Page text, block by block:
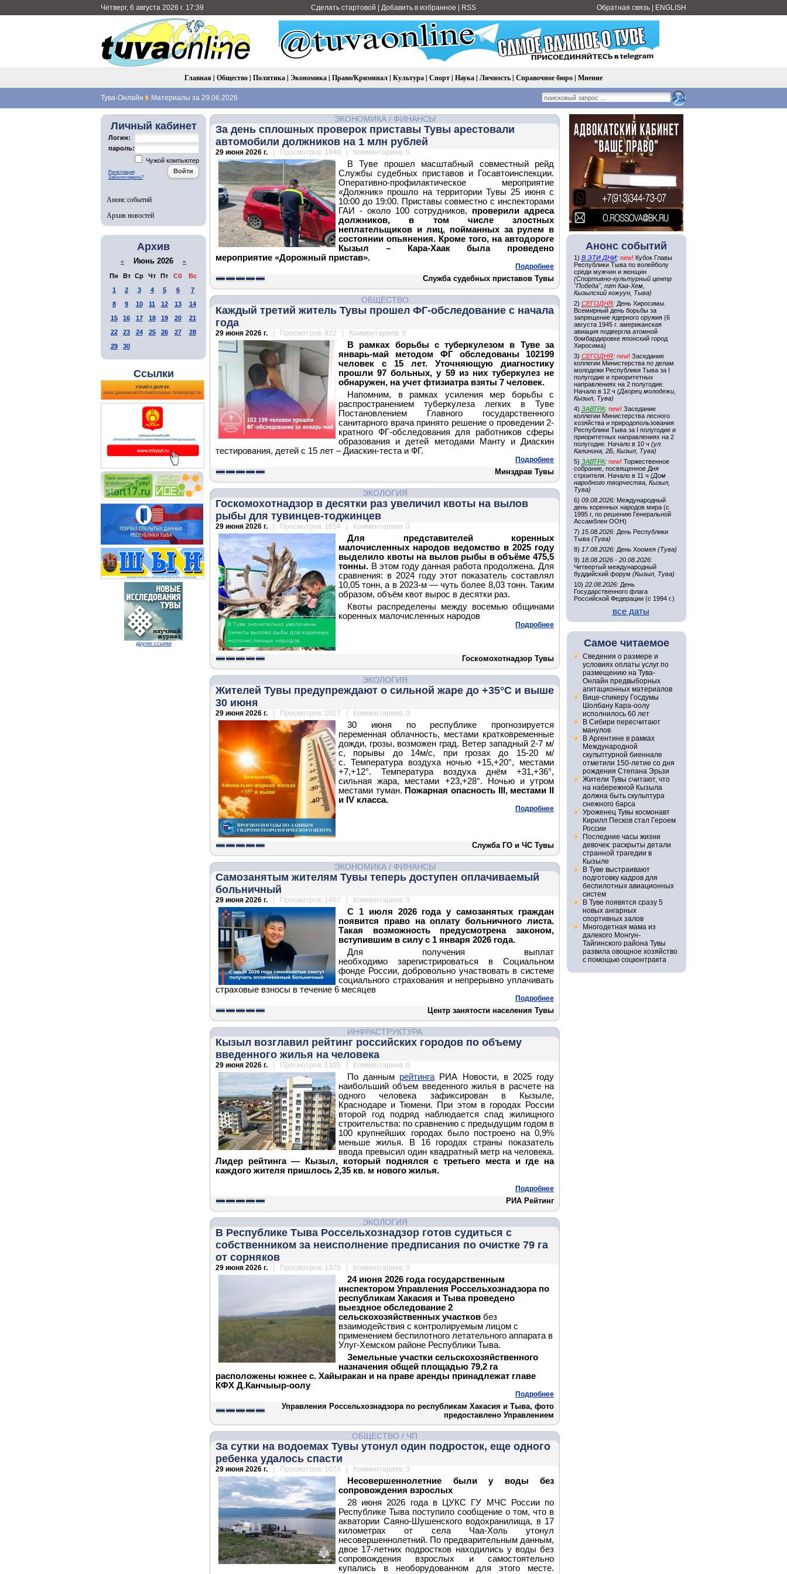
Четверг, 6 августа 2026 г. 17:39 Сделать стартовой Добавить в избранное RSS Обратная связь ENGLISH
Главная | Общество| Политика| Экономика| Право/Криминал| Культура| Спорт| Наука| Личность| Справочное бюро| Мнение
Тува-Онлайн Материалы за 29.06.2026
Личный кабинет
Логин:
пароль:
Чужой компьютер
Регистрация
Забыли пароль?
Анонс событий
Архив новостей
Архив
« Июнь 2026 »
Пн Вт Ср Чт Пт Сб
Вс
1
2 3 4 5 6
7
8
9 10 11 12 13
14
15
16 17 18 19 20
21
22
23 24 25 26 27
28
29
30
Ссылки
другие ссылки
ЭКОНОМИКА/ ФИНАНСЫ
За день сплошных проверок приставы Тувы арестовали
автомобили должников на 1 млн рублей
29 июня 2026 г. | Просмотров: 1840 | Комментариев: 0
В Туве прошел масштабный совместный рейд
Службы судебных приставов и Госавтоинспекции.
Оперативно-профилактическое мероприятие
«Должник» прошло на территории Тувы 25 июня с
10:00 до 19:00. Приставы совместно с инспекторами
ГАИ - около 100 сотрудников, проверили адреса
должников, в том числе злостных
неплательщиков и лиц, пойманных за рулем в
состоянии опьянения. Кроме того, на автодороге
Кызыл – Кара-Хаак была проведено
мероприятие «Дорожный пристав».
Подробнее
Служба судебных приставов Тувы
ОБЩЕСТВО
Каждый третий житель Тувы прошел ФГ-обследование с начала
года
29 июня 2026 г. | Просмотров: 922 | Комментариев: 0
В рамках борьбы с туберкулезом в Туве за
январь-май методом ФГ обследованы 102199
человек с 15 лет. Уточняющую диагностику
прошли 97 больных, у 59 из них туберкулез не
обнаружен, на учет фтизиатра взяты 7 человек.
Напомним, в рамках усиления мер борьбы с
распространением туберкулеза легких в Туве
Постановлением Главного государственного
санитарного врача принято решение о проведении 2-
кратного ФГ-обследования для работников сферы
образования и детей методами Манту и Диаскин
тестирования, детей с 15 лет – Диаскин-теста и ФГ.
Подробнее
Минздрав Тувы
ЭКОЛОГИЯ
Госкомохотнадзор в десятки раз увеличил квоты на вылов
рыбы для тувинцев-тоджинцев
29 июня 2026 г. | Просмотров: 1654 | Комментариев: 0
Для представителей коренных
малочисленных народов ведомство в 2025 году
выделило квоты на вылов рыбы в объёме 475,5
тонны. В этом году данная работа продолжена. Для
сравнения: в 2024 году этот показатель составлял
10,05 тонн, а в 2023-м — чуть более 8,03 тонн. Таким
образом, объём квот вырос в десятки раз.
Квоты распределены между восемью общинами
коренных малочисленных народов
Подробнее
Госкомохотнадзор Тувы
ЭКОЛОГИЯ
Жителей Тувы предупреждают о сильной жаре до +35°С и выше
30 июня
29 июня 2026 г. | Просмотров: 1027 | Комментариев: 0
30 июня по республике прогнозируется
переменная облачность, местами кратковременные
дожди, грозы, возможен град. Ветер западный 2-7 м/
с, порывы до 14м/с, при грозах до 15-20 м/
с. Температура воздуха ночью +15,+20°, местами
+7,+12°. Температура воздуха днём +31,+36°,
сильная жара, местами +23,+28°.
Ночью и утром
местами туман. Пожарная опасность III, местами II
и IV класса.
Подробнее
Служба ГО и ЧС Тувы
ЭКОНОМИКА/ ФИНАНСЫ
Самозанятым жителям Тувы теперь доступен оплачиваемый
больничный
29 июня 2026 г. | Просмотров: 1467 | Комментариев: 0
С 1 июля 2026 года у самозанятых граждан
появится право на оплату больничного листа.
Такая возможность предусмотрена законом,
вступившим в силу с 1 января 2026 года.
Для получения выплат
необходимо зарегистрироваться в Социальном
фонде России, добровольно участвовать в системе
социального страхования и непрерывно уплачивать
страховые взносы в течение 6 месяцев
Подробнее
Центр занятости населения Тувы
ИНФРАСТРУКТУРА
Кызыл возглавил рейтинг российских городов по объему
введенного жилья на человека
29 июня 2026 г. | Просмотров: 1305 | Комментариев: 0
По данным рейтинга РИА Новости, в 2025 году
наибольший объем введенного жилья в расчете на
одного человека зафиксирован в Кызыле,
Краснодаре и Тюмени. При этом в городах России
второй год подряд наблюдается спад жилищного
строительства: по сравнению с предыдущим годом в
100 крупнейших городах было построено на 0,9%
меньше жилья.
В 16 городах страны показатель
ввода превысил один квадратный метр на человека.
Лидер рейтинга — Кызыл, который поднялся с третьего места и где на
каждого жителя пришлось 2,35 кв. м нового жилья.
Подробнее
РИА Рейтинг
ЭКОЛОГИЯ
В Республике Тыва Россельхознадзор готов судиться с
собственником за неисполнение предписания по очистке 79 га
от сорняков
29 июня 2026 г. | Просмотров: 1378 | Комментариев: 0
24 июня 2026 года государственным
инспектором Управления Россельхознадзора по
республикам Хакасия и Тыва проведено
выездное обследование 2
сельскохозяйственных участков без
взаимодействия с контролируемым лицом с
применением беспилотного летательного аппарата в
Улуг-Хемском районе Республики Тыва.
Земельные участки сельскохозяйственного
назначения общей площадью 79,2 га
расположены южнее с. Хайыракан и на праве аренды принадлежат главе
КФХ Д.Канчыыр-оолу
Подробнее
Управления Россельхознадзора по республикам Хакасия и Тыва, фото
предоставлено Управлением
ОБЩЕСТВО / ЧП
За сутки на водоемах Тувы утонул один подросток, еще одного
ребенка удалось спасти
29 июня 2026 г. | Просмотров: 1074 | Комментариев: 0
Несовершеннолетние были у воды без
сопровождения взрослых
28 июня 2026 года в ЦУКС ГУ МЧС России по
Республике Тыва поступило сообщение о том, что в
акватории Саяно-Шушенского водохранилища, в 17
километрах от села Чаа-Холь утонул
несовершеннолетний. По предварительным данным,
двое 17-летних подростков находились у воды без
сопровождения взрослых и самостоятельно
купались в необорудованном для этого месте.
Анонс событий
1) В ЭТИ ДНИ: new! Кубок Главы
Республики Тыва по волейболу
среди мужчин и женщин
(Спортивно-культурный центр
"Победа", пгт Каа-Хем,
Кызылский кожуун, Тыва)
2) СЕГОДНЯ: День Хиросимы.
Всемирный день борьбы за
запрещение ядерного оружия (6
августа 1945 г. американская
авиация подвергла атомной
бомбардировке японский город
Хиросима)
3) СЕГОДНЯ: new! Заседание
коллегии Министерства по делам
молодежи Республики Тыва за I
полугодие и приоритетных
направлениях на 2 полугодие.
Начало в 12 ч (Дворец молодежи,
Кызыл, Тува)
4) ЗАВТРА: new! Заседание
коллегии Министерства лесного
хозяйства и природопользования
Республики Тыва за I полугодие и
приоритетных направлениях на 2
полугодие. Начало в 10 ч (ул.
Калинина, 2Б, Кызыл, Тува)
5) ЗАВТРА: new! Торжественное
собрание, посвященное Дня
строителя. Начало в 11 ч (Дом
народного творчества, Кызыл,
Тува)
6) 09.08.2026: Международный
день коренных народов мира (с
1995 г, по решению Генеральной
Ассамблеи ООН)
7) 15.08.2026: День Республики
Тыва (Тува)
8) 17.08.2026: День Хоомея (Тува)
9) 18.08.2026 - 20.08.2026:
Четвертый международный
буддийский форум (Кызыл, Тува)
10) 22.08.2026: День
Государственного флага
Российской Федерации (с 1994 г.)
все даты
Самое читаемое
Сведения о размере и
условиях оплаты услуг по
размещению на Тува-
Онлайн предвыборных
агитационных материалов
Вице-спикеру Госдумы
Шолбану Кара-оолу
исполнилось 60 лет
В Сибири пересчитают
манулов
В Аргентине в рамках
Международной
скульптурной биеннале
отметили 150-летие со дня
рождения Степана Эрьзи
Жители Тувы считают, что
на набережной Кызыла
должна быть скульптура
снежного барса
Уроженец Тувы космонавт
Кирилл Песков стал Героем
России
Последние часы жизни
девочек: раскрыты детали
странной трагедии в
Кызыле
В Туве выстраивают
подготовку кадров для
беспилотных авиационных
систем
В Туве появятся сразу 5
новых ангарных
спортивных залов
Многодетная мама из
далекого Монгун-
Тайгинского района Тувы
развила овощное хозяйство
с помощью соцконтракта